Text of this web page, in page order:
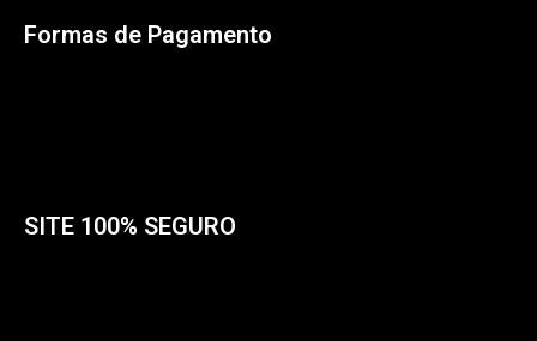
Formas de Pagamento
SITE 100% SEGURO